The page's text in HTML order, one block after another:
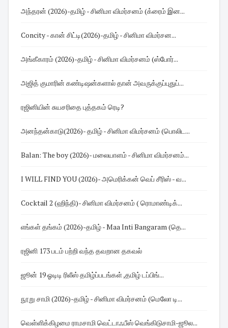
அந்தரன் (2026)-தமிழ் - சினிமா விமர்சனம் (க்ரைம் இன...
Concity - கான் சிட்டி(2026)-தமிழ் - சினிமா விமர்சன...
அங்கீகாரம் (2026)-தமிழ் - சினிமா விமர்சனம் (ஸ்போர்...
அஜித் குமாரின் கண்டிஷன்களால் தான் அவருக்குப்புதுப்...
ரஜினியின் சுயசரிதை புத்தகம் ரெடி?
அனந்தன்காடு(2026)- தமிழ் - சினிமா விமர்சனம் (பொலிட...
Balan: The boy (2026)- மலையாளம் - சினிமா விமர்சனம்...
I WILL FIND YOU (2026)- அமெரிக்கன் வெப் சீரிஸ் - வ...
Cocktail 2 (ஹிந்தி)- சினிமா விமர்சனம் ( ரொமாண்டிக்...
எங்கள் தங்கம் (2026)-தமிழ் - Maa Inti Bangaram (தெ...
ரஜினி 173 படம் பற்றி வந்த தவறான தகவல்
ஜூன் 19 ஓடிடி ரிலீஸ் தமிழ்ப்படங்கள் ,தமிழ் டப்பிங்...
நூறு சாமி (2026)-தமிழ் - சினிமா விமர்சனம் (மெலோ டி...
வெள்ளிக்கிழமை ராமசாமி வெட்டாஃபீஸ் வெங்கிடுசாமி-ஜூல...